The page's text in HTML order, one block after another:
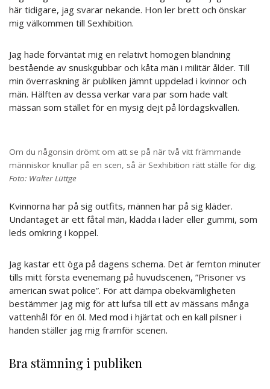
här tidigare, jag svarar nekande. Hon ler brett och önskar
mig välkommen till Sexhibition.
Jag hade förväntat mig en relativt homogen blandning
bestående av snuskgubbar och kåta män i militär ålder. Till
min överraskning är publiken jämnt uppdelad i kvinnor och
män. Hälften av dessa verkar vara par som hade valt
mässan som stället för en mysig dejt på lördagskvällen.
Om du någonsin drömt om att se på när två vitt främmande
människor knullar på en scen, så är Sexhibition rätt ställe för dig.
Foto: Walter Lüttge
Kvinnorna har på sig outfits, männen har på sig kläder.
Undantaget är ett fåtal män, klädda i läder eller gummi, som
leds omkring i koppel.
Jag kastar ett öga på dagens schema. Det är femton minuter
tills mitt första evenemang på huvudscenen, ”Prisoner vs
american swat police”. För att dämpa obekvämligheten
bestämmer jag mig för att lufsa till ett av mässans många
vattenhål för en öl. Med mod i hjärtat och en kall pilsner i
handen ställer jag mig framför scenen.
Bra stämning i publiken